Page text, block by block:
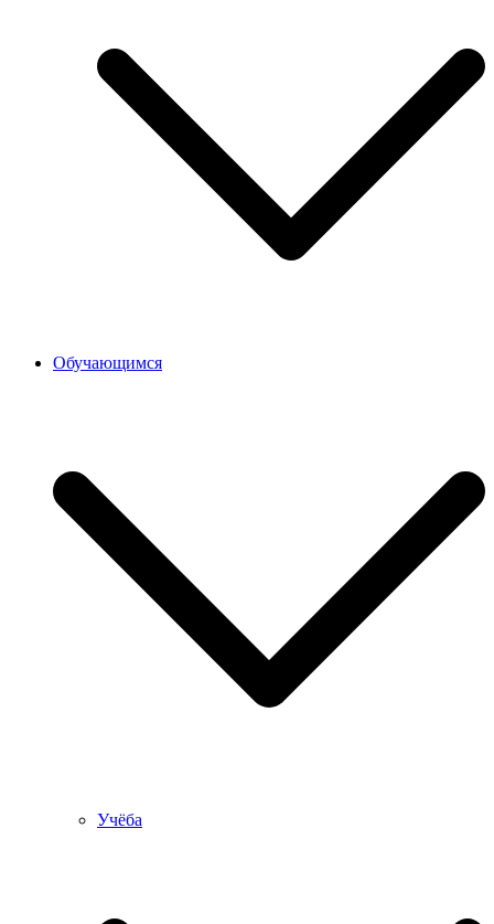
Обучающимся
Учёба